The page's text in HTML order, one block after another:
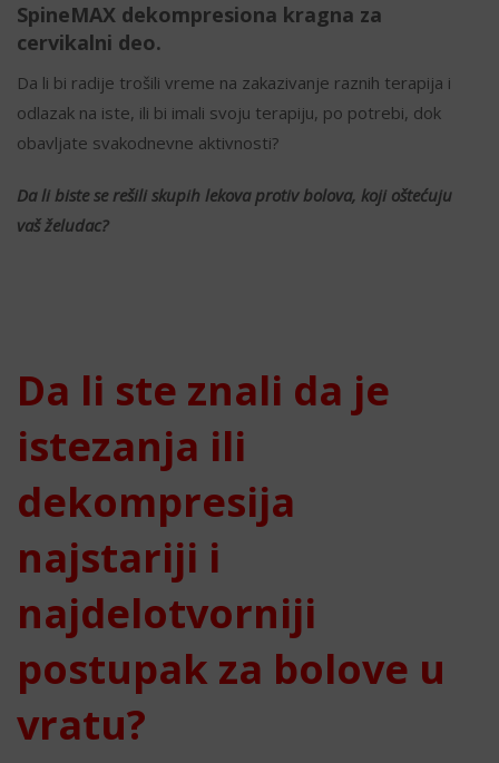
SpineMAX dekompresiona kragna za
cervikalni deo.
Da li bi radije trošili vreme na zakazivanje raznih terapija i
odlazak na iste, ili bi imali svoju terapiju, po potrebi, dok
obavljate svakodnevne aktivnosti?
Da li biste se rešili skupih lekova protiv bolova, koji oštećuju
vaš želudac?
Da li ste znali da je
istezanja ili
dekompresija
najstariji i
najdelotvorniji
postupak za bolove u
vratu?